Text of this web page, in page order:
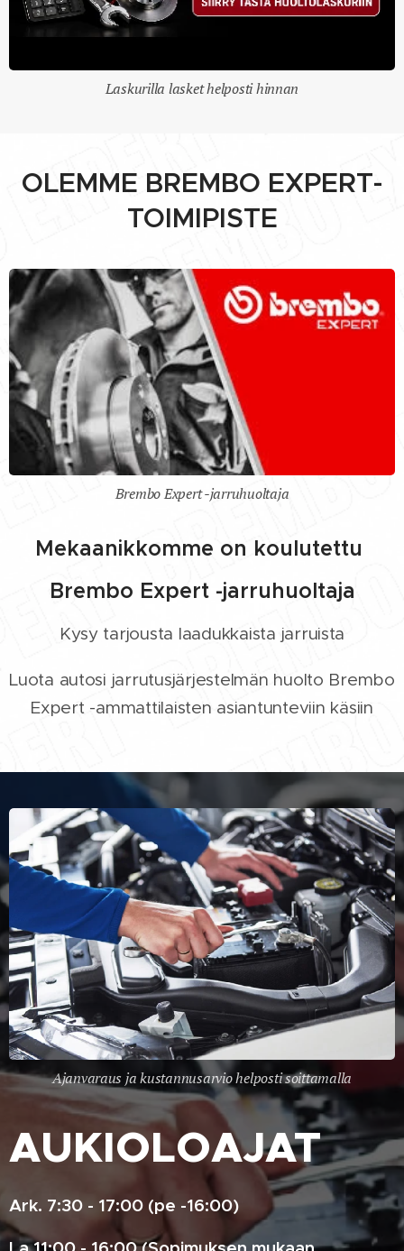
Laskurilla lasket helposti hinnan
OLEMME BREMBO EXPERT-
TOIMIPISTE
Brembo Expert -jarruhuoltaja
Mekaanikkomme on koulutettu
Brembo Expert -jarruhuoltaja
Kysy tarjousta laadukkaista jarruista
Luota autosi jarrutusjärjestelmän huolto Brembo
Expert -ammattilaisten asiantunteviin käsiin
Ajanvaraus ja kustannusarvio helposti soittamalla
AUKIOLOAJAT
Ark. 7:30 - 17:00 (pe -16:00)